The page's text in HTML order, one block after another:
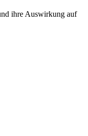
ihre Auswirkung auf